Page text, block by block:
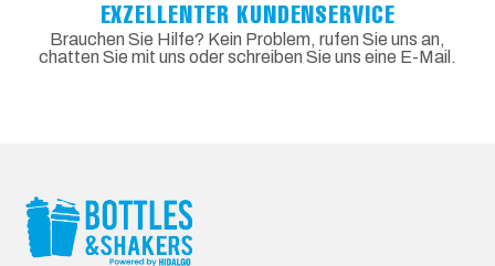
EXZELLENTER KUNDENSERVICE
Brauchen Sie Hilfe? Kein Problem, rufen Sie uns an,
chatten Sie mit uns oder schreiben Sie uns eine E-Mail.